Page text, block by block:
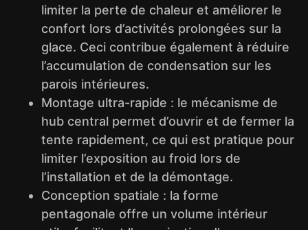
limiter la perte de chaleur et améliorer le
confort lors d’activités prolongées sur la
glace. Ceci contribue également à réduire
l’accumulation de condensation sur les
parois intérieures.
Montage ultra-rapide : le mécanisme de
hub central permet d’ouvrir et de fermer la
tente rapidement, ce qui est pratique pour
limiter l’exposition au froid lors de
l’installation et de la démontage.
Conception spatiale : la forme
pentagonale offre un volume intérieur